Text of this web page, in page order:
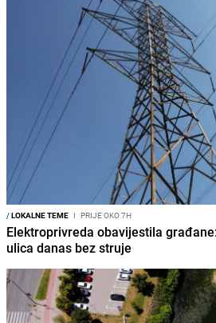
/LOKALNE TEME I PRIJE OKO 7H
Elektroprivreda obavijestila
ulica danas bez struje